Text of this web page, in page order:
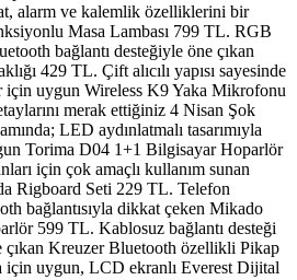
alarm ve kalemlik özelliklerini bir
Masa Lambası 799 TL. RGB
bağlantı desteğiyle öne çıkan
429 TL. Çift alıcılı yapısı sayesinde
uygun Wireless K9 Yaka Mikrofonu
merak ettiğiniz 4 Nisan Şok
LED aydınlatmalı tasarımıyla
Torima D04 1+1 Bilgisayar Hoparlör
için çok amaçlı kullanım sunan
Rigboard Seti 229 TL. Telefon
bağlantısıyla dikkat çeken Mikado
599 TL. Kablosuz bağlantı desteği
çıkan Kreuzer Bluetooth özellikli Pikap
uygun, LCD ekranlı Everest Dijital